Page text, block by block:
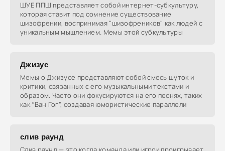
ШУЕ ППШ представляет собой интернет-субкультуру,
которая ставит под сомнение существование
шизофрении, воспринимая "шизофреников" как людей с
уникальным мышлением. Мемы этой субкультуры
Джизус
Мемы о Джизусе представляют собой смесь шуток и
критики, связанных с его музыкальными текстами и
образом. Часто они фокусируются на его песнях, таких
как “Ван Гог”, создавая юмористические параллели
слив раунд